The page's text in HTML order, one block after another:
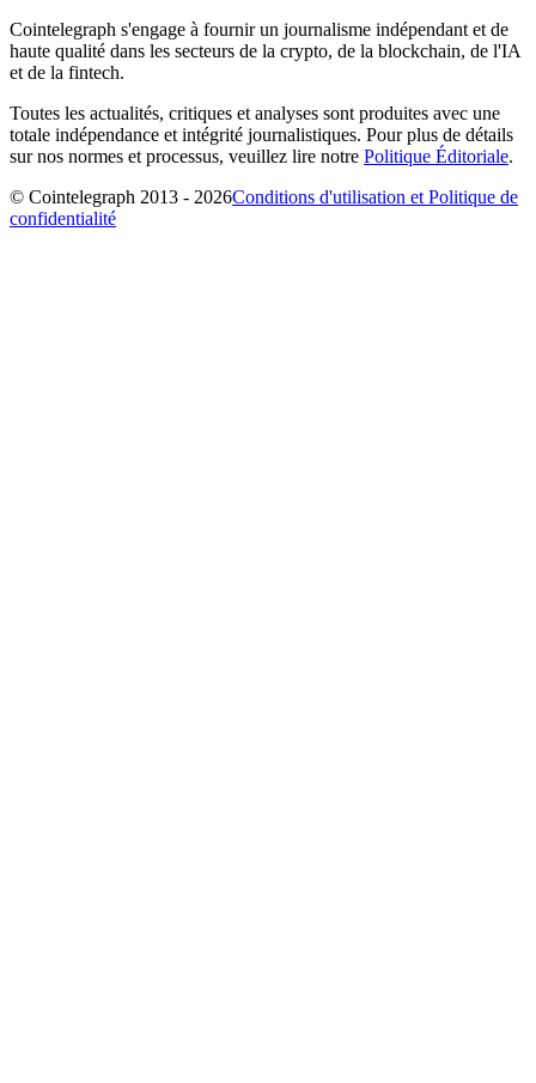
Cointelegraph s'engage à fournir un journalisme indépendant et de
haute qualité dans les secteurs de la crypto, de la blockchain, de l'IA
et de la fintech.
Toutes les actualités, critiques et analyses sont produites avec une
totale indépendance et intégrité journalistiques. Pour plus de détails
sur nos normes et processus, veuillez lire notre Politique Éditoriale.
© Cointelegraph 2013 - 2026Conditions d'utilisation et Politique de
confidentialité